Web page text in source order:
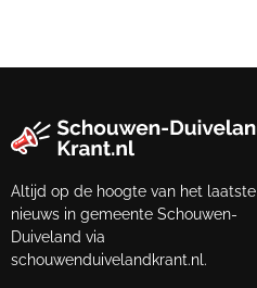
Altijd op de hoogte van het laatste
nieuws in gemeente Schouwen-
Duiveland via
schouwenduivelandkrant.nl.